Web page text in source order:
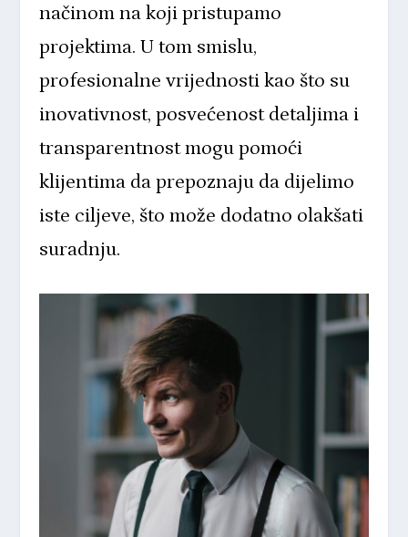
načinom na koji pristupamo
projektima. U tom smislu,
profesionalne vrijednosti kao što su
inovativnost, posvećenost detaljima i
transparentnost mogu pomoći
klijentima da prepoznaju da dijelimo
iste ciljeve, što može dodatno olakšati
suradnju.